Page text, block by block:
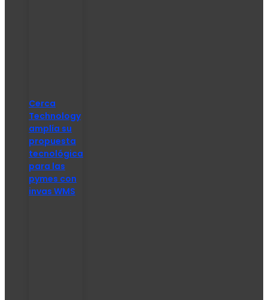
Cerca
Technology
amplía su
propuesta
tecnológica
para las
pymes con
invas WMS